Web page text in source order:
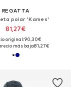
REGATTA
polar 'Kames'
81,27€
original: 90,30€
más bajo:81,27€